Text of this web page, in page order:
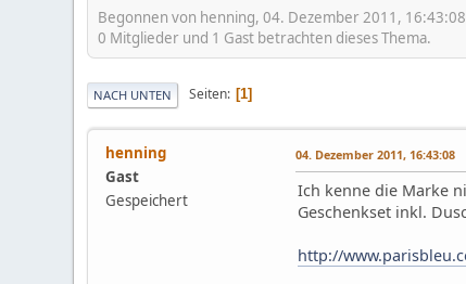
Begonnen von henning, 04. Dezember 2011, 16:43:08
0 Mitglieder und 1 Gast betrachten dieses Thema.
NACH UNTEN Seiten 1
henning
Gast
Gespeichert
04. Dezember 2011, 16:43:08
Ich kenne die Marke
Geschenkset inkl.
http://